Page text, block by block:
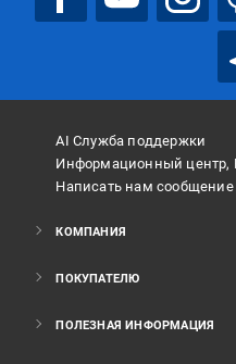
AI Служба поддержки
Информационный центр,
Написать нам сообщение
КОМПАНИЯ
ПОКУПАТЕЛЮ
ПОЛЕЗНАЯ ИНФОРМАЦИЯ